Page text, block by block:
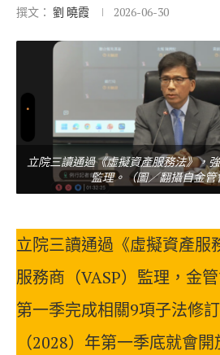
撰文： 劉 曉霞 2026-06-30
立院三讀通過《虛擬資產服務法》，強
監理。（圖／翻攝自金管
立院三讀通過《虛擬資產服
服務商（VASP）監理，金
第一季完成相關9項子法修
（2028）年第一季底就會